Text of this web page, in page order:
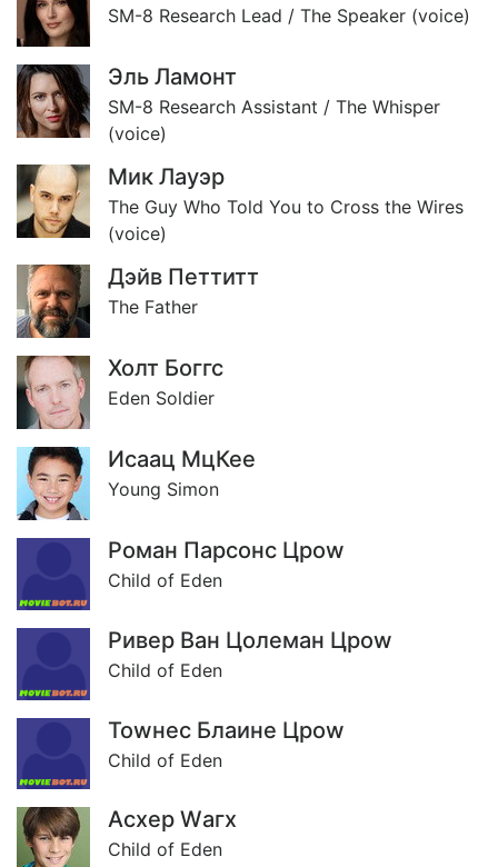
SM-8 Research Lead / The Speaker (voice)
Эль Ламонт
SM-8 Research Assistant / The Whisper
(voice)
Мик Лауэр
The Guy Who Told You to Cross the Wires
(voice)
Дэйв Петтитт
The Father
Холт Боггс
Eden Soldier
Исаац МцКее
Young Simon
Роман Парсонс Цроw
Child of Eden
Ривер Ван Цолеман Цроw
Child of Eden
Тоwнес Блаине Цроw
Child of Eden
Асхер Wагх
Child of Eden